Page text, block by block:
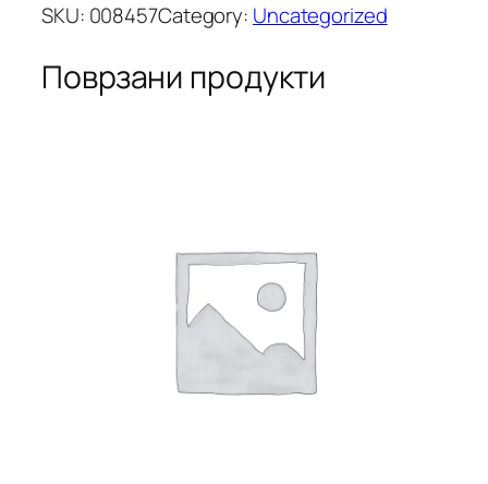
SKU: 008457Category: Uncategorized
Поврзани продукти